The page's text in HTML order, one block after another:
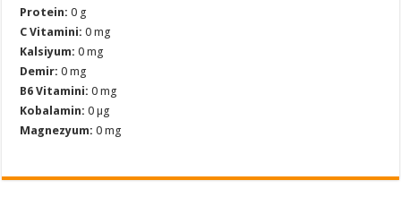
Protein: 0 g
C Vitamini: 0 mg
Kalsiyum: 0 mg
Demir: 0 mg
B6 Vitamini: 0 mg
Kobalamin: 0 µg
Magnezyum: 0 mg